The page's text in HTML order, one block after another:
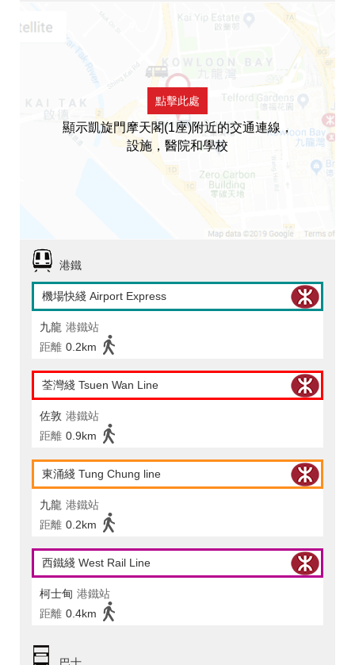
點擊此處
顯示凱旋門摩天閣(1座)附近的交通連線，
設施，醫院和學校
港鐵
機場快綫 Airport Express
九龍 港鐵站
距離 0.2km
荃灣綫 Tsuen Wan Line
佐敦 港鐵站
距離 0.9km
東涌綫 Tung Chung line
九龍 港鐵站
距離 0.2km
西鐵綫 West Rail Line
柯士甸 港鐵站
距離 0.4km